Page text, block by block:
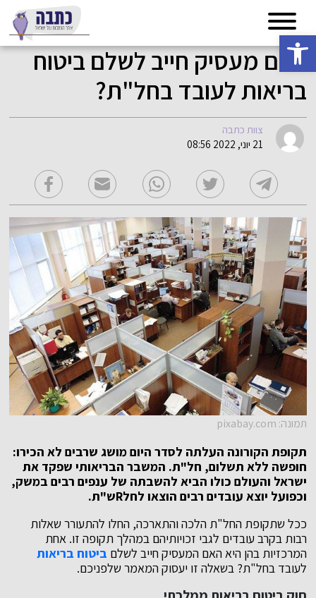
פתח סרגל נגישות
האם מעסיק חייב לשלם ביטוח
בריאות לעובד בחל"ת?
צוות כתבה
21 יוני, 2022 08:56
תמונה: pixabay.com
תקופת הקורונה העלתה לסדר היום מושג שרבים לא הכירו:
חופשה ללא תשלום, חל"ת. המשבר הבריאותי שפקד את
ישראל והעולם כולו הביא להשבתה של ענפים רבים במשק,
וכפועל יוצא עובדים רבים הוצאו לחלRש"ת.
ככל שתקופת החל"ת הלכה והתארכה, החלו להתעורר שאלות
רבות בקרב עובדים לגבי זכויותיהם במהלך תקופה זו. אחת
המרכזיות בהן היא האם המעסיק חייב לשלם ביטוח בריאות
לעובד בחל"ת? בשאלה זו יעסוק המאמר שלפניכם.